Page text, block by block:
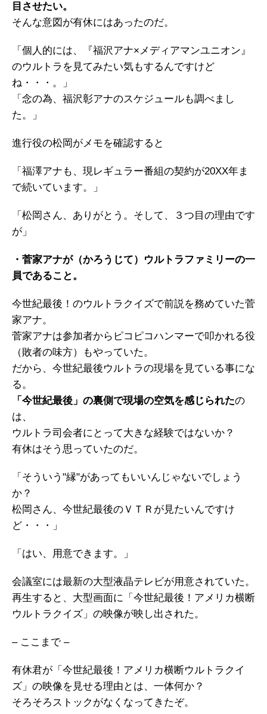
目させたい。
そんな意図が有休にはあったのだ。
「個人的には、『福沢アナ×メディアマンユニオン』
のウルトラを見てみたい気もするんですけど
ね・・・。」
「念の為、福沢彰アナのスケジュールも調べまし
た。」
進行役の松岡がメモを確認すると
「福澤アナも、現レギュラー番組の契約が20XX年ま
で続いています。」
「松岡さん、ありがとう。そして、３つ目の理由です
が」
・菅家アナが（かろうじて）ウルトラファミリーの一
員であること。
今世紀最後！のウルトラクイズで前説を務めていた菅
家アナ。
菅家アナは参加者からピコピコハンマーで叩かれる役
（敗者の味方）もやっていた。
だから、今世紀最後ウルトラの現場を見ている事にな
る。
「今世紀最後」の裏側で現場の空気を感じられたの
は、
ウルトラ司会者にとって大きな経験ではないか？
有休はそう思っていたのだ。
「そういう"縁"があってもいいんじゃないでしょう
か？
松岡さん、今世紀最後のＶＴＲが見たいんですけ
ど・・・」
「はい、用意できます。」
会議室には最新の大型液晶テレビが用意されていた。
再生すると、大型画面に「今世紀最後！アメリカ横断
ウルトラクイズ」の映像が映し出された。
– ここまで –
有休君が「今世紀最後！アメリカ横断ウルトラクイ
ズ」の映像を見せる理由とは、一体何か？
そろそろストックがなくなってきたぞ。